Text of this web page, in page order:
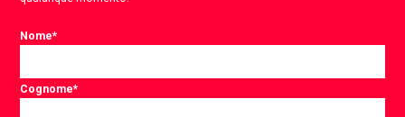
Nome*
Cognome*